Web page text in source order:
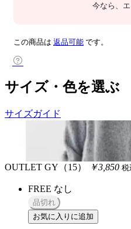
今なら 、
この商品は 返品可能 です。
サイズ・色を選ぶ
サイズガイド
OUTLET GY（15） ￥3,850 税
FREE なし
品切れ
お気に入りに追加